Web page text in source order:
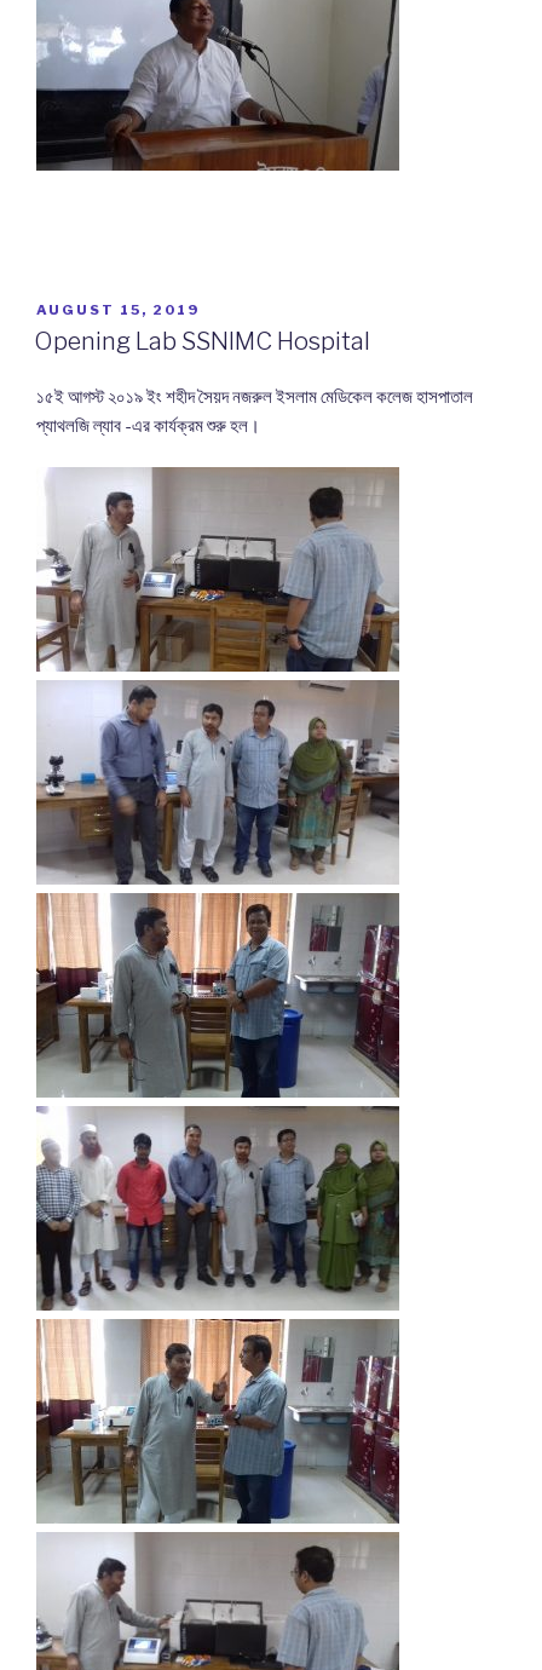
POSTED
ON
AUGUST 15, 2019
Opening Lab SSNIMC Hospital
১৫ই আগস্ট ২০১৯ ইং শহীদ সৈয়দ নজরুল ইসলাম মেডিকেল কলেজ হাসপাতাল
প্যাথলজি ল্যাব -এর কার্যক্রম শুরু হল।